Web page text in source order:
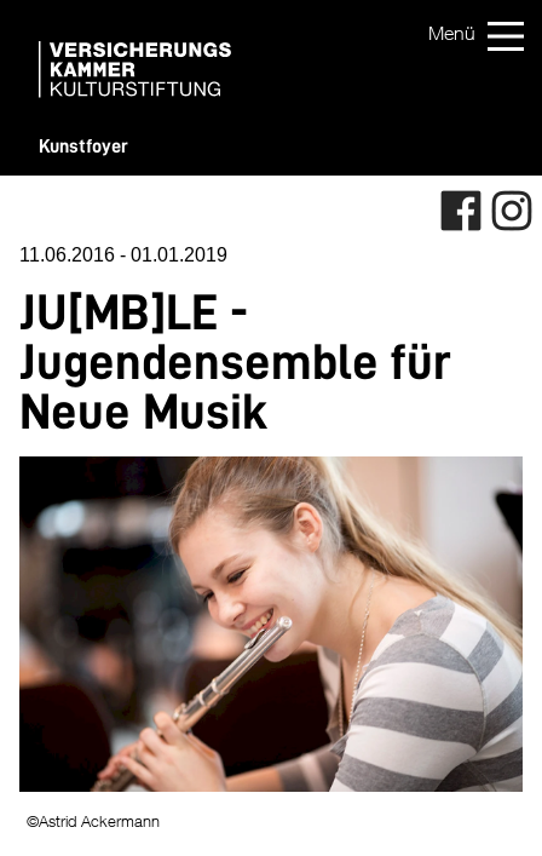
Kunstfoyer
11.06.2016 - 01.01.2019
JU[MB]LE -
Jugendensemble für
Neue Musik
©Astrid Ackermann